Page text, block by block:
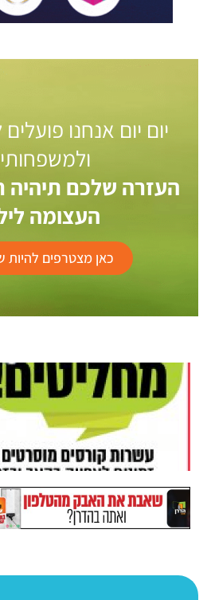
יום יום אנחנו
העזרה שלכם
העצומה
כאן מצטרפים להיות